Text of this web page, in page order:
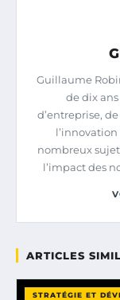
Guillaume
de dix
d’entreprise,
nombreux
l’impact des
ARTICLES
STRATÉGIE ET